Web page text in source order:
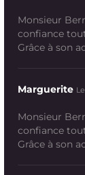
Monsieur
confiance
Grâce à son
Marguerite
Monsieur
confiance
Grâce à son